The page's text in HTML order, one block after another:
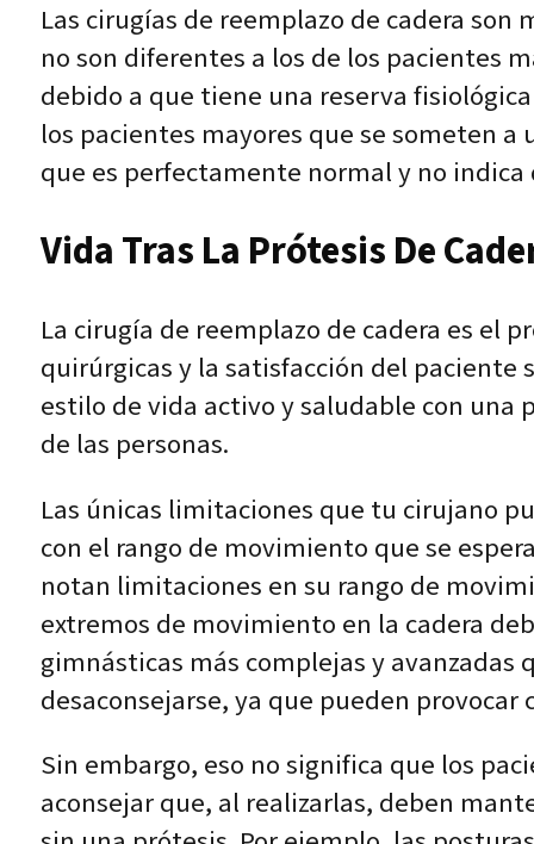
Las cirugías de reemplazo de cadera
no son diferentes a los de los pacientes
debido a que tiene una reserva
los pacientes mayores que se someten
que es perfectamente normal y no
Vida Tras La Prótesis De
La cirugía de reemplazo de cadera es el
quirúrgicas y la satisfacción del paciente
estilo de vida activo y saludable con una
de las personas.
Las únicas limitaciones que tu cirujano
con el rango de movimiento que se
notan limitaciones en su rango de
extremos de movimiento en la cadera
gimnásticas más complejas y
desaconsejarse, ya que pueden
Sin embargo, eso no significa que los
aconsejar que, al realizarlas, deben